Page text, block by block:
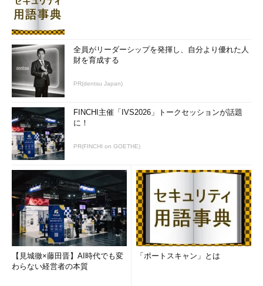
全員がリーダーシップを発揮し、自分より優れた人
財を育成する
PR(dentsu Japan)
FINCHI主催「IVS2026」トークセッションが話題
に！
PR(FINCHI on GOETHE)
【見城徹×藤田晋】AI時代でも変
わらない経営者の本質
「ポートスキャン」とは